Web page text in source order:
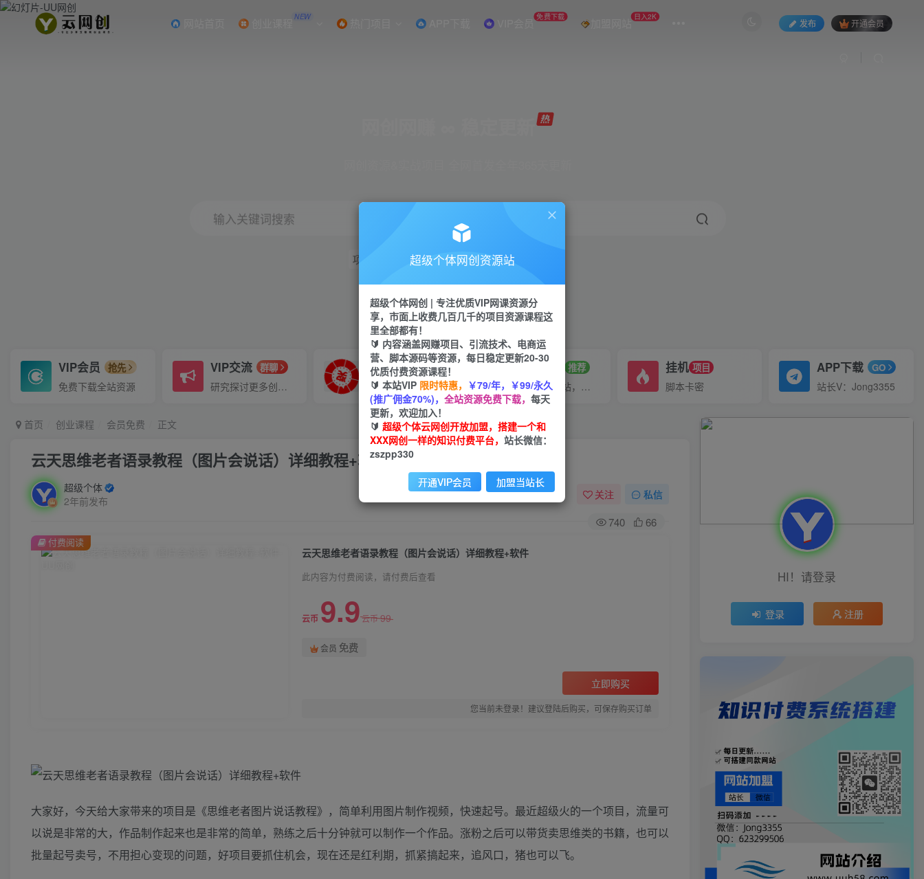
创业课程 NEW 热门项目 APP下载 VIP会员 免费下载 加盟网站 日入2K
发布 开通会员
输入关键词搜索
项目 引流 短视频 小红书
VIP会员 抢先
免费下载全站资源
VIP交流 群聊
研究探讨更多创业项目路子。
VIP推广
70%分佣
会员专属推广链接
招募站长 推荐
搭建同款网站，自己当老板
挂机 项目
脚本卡密
APP下载 GO
站长V：Jong3355
首页 创业课程 会员免费 正文
云天思维老者语录教程（图片会说话）详细教程+软件
超级个体
2年前发布
关注 私信
740 66
云天思维老者语录教程（图片会说话）详细教程+软件
此内容为付费阅读，请付费后查看
云币 9.9云币99
会员 免费
立即购买
您当前未登录！建议登陆后购买，可保存购买订单
付费阅读
大家好，今天给大家带来的项目是《思维老者图片说话教程》，简单利用图片制作视频，快速起号。最近超级火的一个项目，流量可
以说是非常的大，作品制作起来也是非常的简单，熟练之后十分钟就可以制作一个作品。涨粉之后可以带货卖思维类的书籍，也可以
批量起号卖号，不用担心变现的问题，好项目要抓住机会，现在还是红利期，抓紧搞起来，追风口，猪也可以飞。
HI！请登录
登录 注册
超级个体网创资源站
超级个体网创 | 专注优质VIP网课资源分
享，市面上收费几百几千的项目资源课程这
里全部都有！
🔰 内容涵盖网赚项目、引流技术、电商运
营、脚本源码等资源，每日稳定更新20-30
优质付费资源课程！
🔰 本站VIP 限时特惠， ￥79/年，￥99/永久
(推广佣金70%)， 全站资源免费下载， 每天
更新，欢迎加入！
🔰 超级个体云网创开放加盟，搭建一个和
XXX网创一样的知识付费平台， 站长微信：
zszpp330
开通VIP会员 加盟当站长